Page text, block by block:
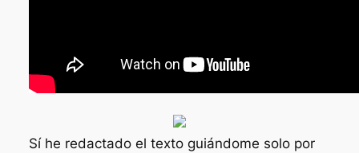
Sí he redactado el texto guiándome solo por